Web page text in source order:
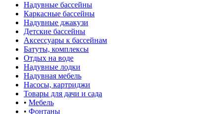
Надувные бассейны
Каркасные бассейны
Надувные джакузи
Детские бассейны
Аксессуары к бассейнам
Батуты, комплексы
Отдых на воде
Надувные лодки
Надувная мебель
Насосы, картриджи
Товары для дачи и сада
• Мебель
• Фонтаны